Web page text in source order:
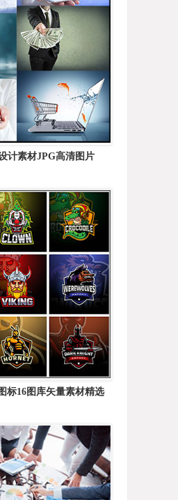
计素材JPG高清图片
标16图库矢量素材精选